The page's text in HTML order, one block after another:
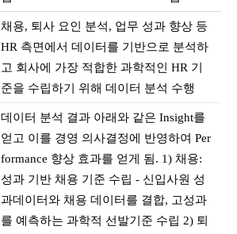
채용, 퇴사 요인 분석, 업무 성과 향상 등
HR 측면에서 데이터를 기반으로 분석하
고 회사에 가장 적합한 과학적인 HR 기
준을 수립하기 위해 데이터 분석 수행
데이터 분석 결과 아래와 같은 Insight를
얻고 이를 경영 의사결정에 반영하여 Per
formance 향상 효과를 얻게 됨. 1) 채용:
성과 기반 채용 기준 수립 - 신입사원 성
과데이터와 채용 데이터를 결합, 고성과
를 예측하는 과학적 선발기준 수립 2) 퇴